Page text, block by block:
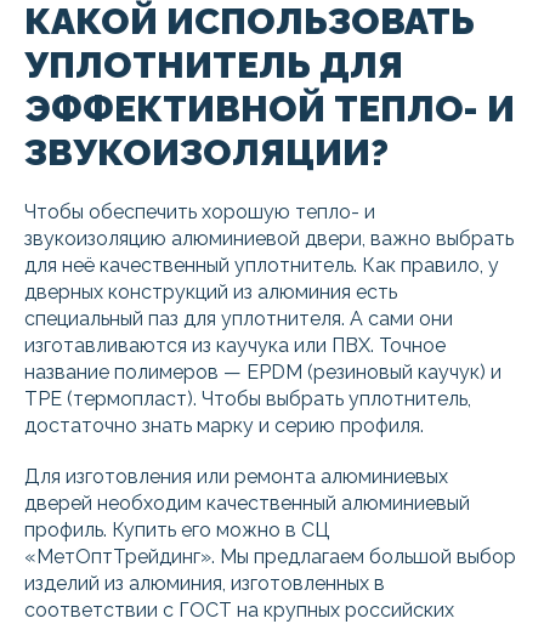
КАКОЙ ИСПОЛЬЗОВАТЬ
УПЛОТНИТЕЛЬ ДЛЯ
ЭФФЕКТИВНОЙ ТЕПЛО- И
ЗВУКОИЗОЛЯЦИИ?
Чтобы обеспечить хорошую тепло- и
звукоизоляцию алюминиевой двери, важно выбрать
для неё качественный уплотнитель. Как правило, у
дверных конструкций из алюминия есть
специальный паз для уплотнителя. А сами они
изготавливаются из каучука или ПВХ. Точное
название полимеров — EPDM (резиновый каучук) и
TPE (термопласт). Чтобы выбрать уплотнитель,
достаточно знать марку и серию профиля.
Для изготовления или ремонта алюминиевых
дверей необходим качественный алюминиевый
профиль. Купить его можно в СЦ
«МетОптТрейдинг». Мы предлагаем большой выбор
изделий из алюминия, изготовленных в
соответствии с ГОСТ на крупных российских